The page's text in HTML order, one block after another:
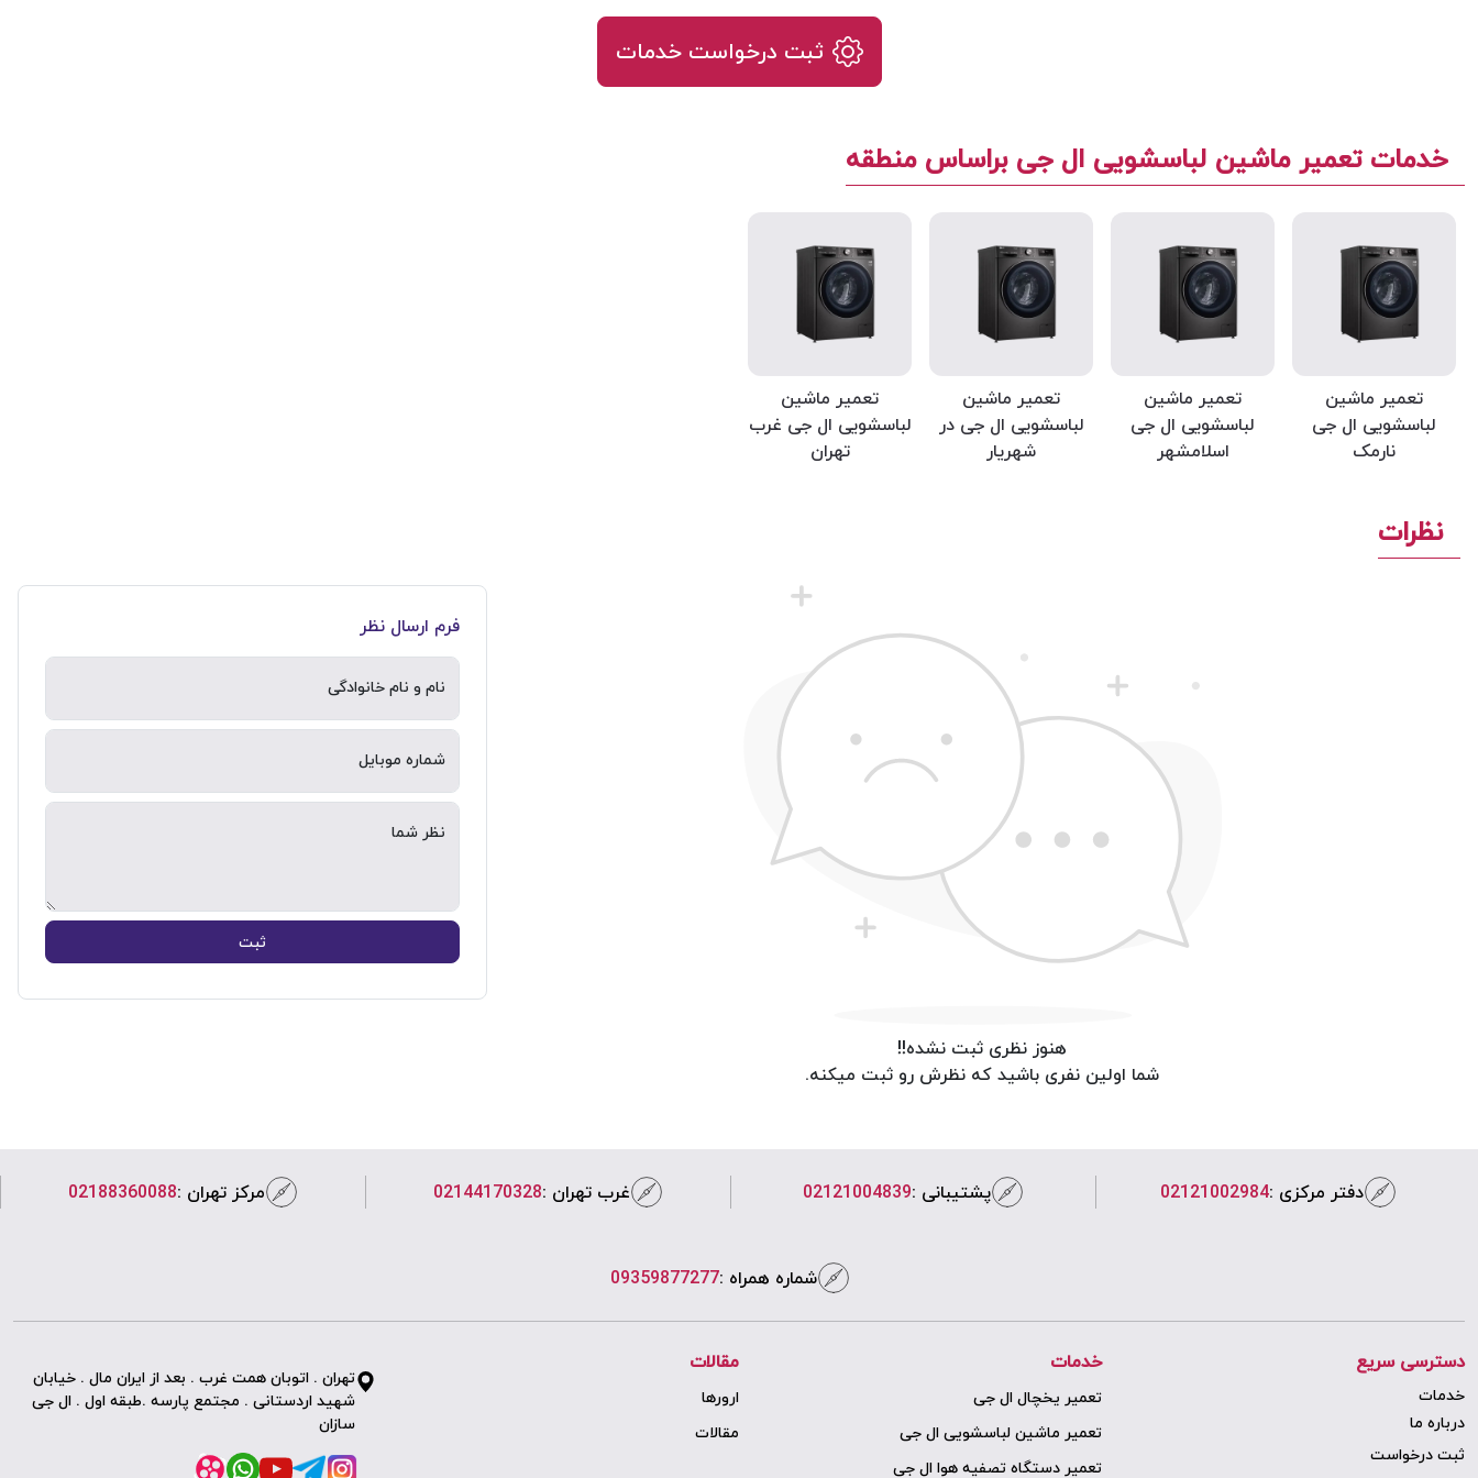
ثبت درخواست خدمات
خدمات تعمیر ماشین لباسشویی ال جی براساس منطقه
تعمیر ماشین
لباسشویی ال جی
نارمک
تعمیر ماشین
لباسشویی ال جی
اسلامشهر
تعمیر ماشین
لباسشویی ال جی در
شهریار
تعمیر ماشین
لباسشویی ال جی غرب
تهران
نظرات
هنوز نظری ثبت نشده!!
شما اولین نفری باشید که نظرش رو ثبت میکنه.
فرم ارسال نظر
نام و نام خانوادگی
شماره موبایل
نظر شما
ثبت
دفتر مرکزی :02121002984 پشتیبانی :02121004839 غرب تهران :02144170328 مرکز تهران :02188360088
شماره همراه :09359877277
دسترسی سریع
خدمات
درباره ما
ثبت درخواست
خدمات
تعمیر یخچال ال جی
تعمیر ماشین لباسشویی ال جی
تعمیر دستگاه تصفیه هوا ال جی
مقالات
ارورها
مقالات
تهران . اتوبان همت غرب . بعد از ایران مال . خیابان
شهید اردستانی . مجتمع پارسه .طبقه اول . ال جی
سازان